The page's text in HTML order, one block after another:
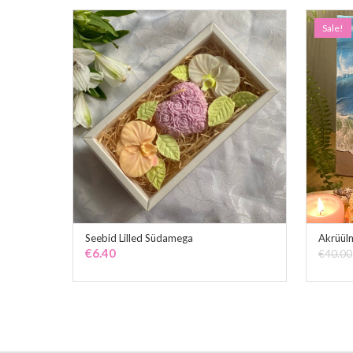
ADD TO CART
Seebid Lilled Südamega
€6.40
Sale!
€40.00